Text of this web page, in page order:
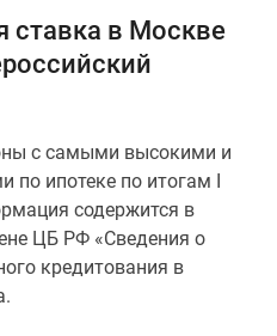
ставка в Москве
с самыми высокими и
по ипотеке по итогам I
содержится в
ЦБ РФ «Сведения о
кредитования в